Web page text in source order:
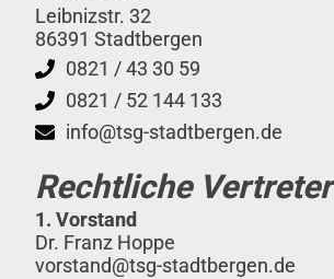
Leibnizstr. 32
86391 Stadtbergen
0821 / 43 30 59
0821 / 52 144 133
info@tsg-stadtbergen.de
Rechtliche Vertreter
1. Vorstand
Dr. Franz Hoppe
vorstand@tsg-stadtbergen.de